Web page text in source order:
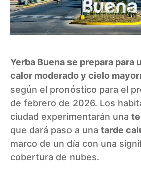
Yerba Buena se prepara para
calor moderado y cielo
según el pronóstico para el
de febrero de 2026. Los
ciudad experimentarán una
que dará paso a una tarde
marco de un día con una
cobertura de nubes.